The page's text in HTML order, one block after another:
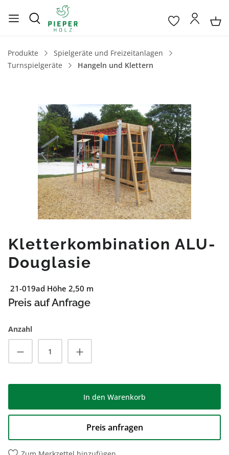
Produkte
Spielgeräte und Freizeitanlagen
Turnspielgeräte
Hangeln und Klettern
Bildergalerie überspringen
Kletterkombination ALU-
Douglasie
21-019ad Höhe 2,50 m
Preis auf Anfrage
Anzahl
Produkt Anzahl: Gib den gewünschten
In den Warenkorb
Preis anfragen